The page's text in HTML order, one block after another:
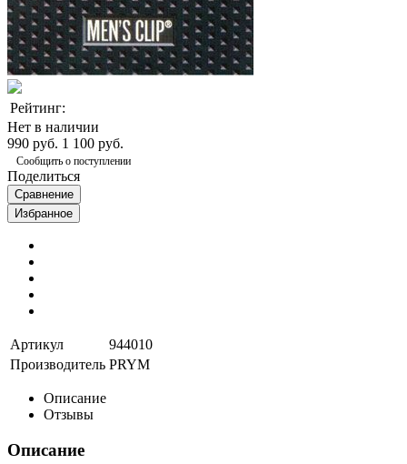
Рейтинг:
Нет в наличии
990 руб. 1 100 руб.
Сообщить о поступлении
Поделиться
Сравнение
Избранное
Артикул
944010
Производитель PRYM
Описание
Отзывы
Описание